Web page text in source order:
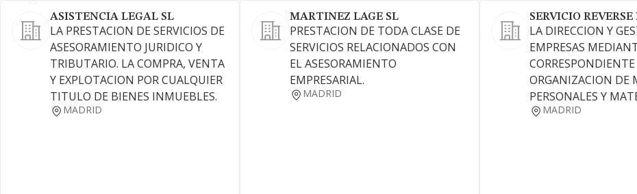
ASISTENCIA LEGAL SL
LA PRESTACION DE SERVICIOS DE
ASESORAMIENTO JURIDICO Y
TRIBUTARIO. LA COMPRA, VENTA
Y EXPLOTACION POR CUALQUIER
TITULO DE BIENES INMUEBLES.
MADRID
MARTINEZ LAGE SL
PRESTACION DE TODA CLASE DE
SERVICIOS RELACIONADOS CON
EL ASESORAMIENTO
EMPRESARIAL.
MADRID
SERVICIO
LA DIRECCION Y
EMPRESAS
CORRESPONDIENTE
ORGANIZACION DE
PERSONALES Y
MADRID